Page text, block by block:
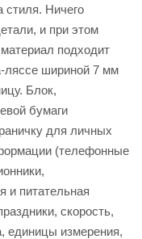
стиля. Ничего
и при этом
подходит
ляссе шириной 7 мм
Блок,
бумаги
для личных
(телефонные
и питательная
скорость,
единицы измерения,